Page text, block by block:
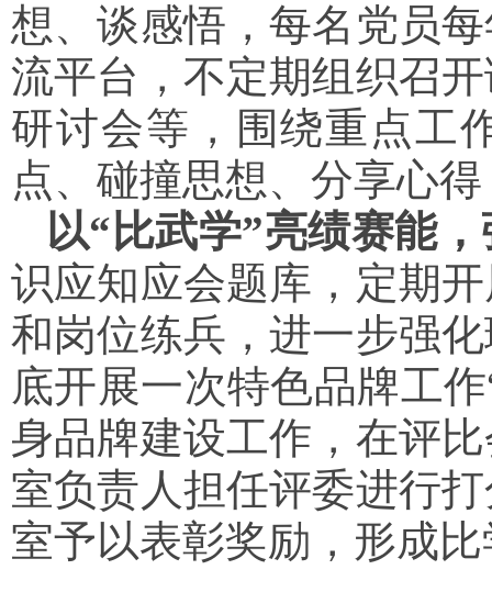
想、谈感悟，每名党员
流平台，不定期组织召
研讨会等，围绕重点工
点、碰撞思想、分享心
以“比武学”亮绩赛能
识应知应会题库，定期
和岗位练兵，进一步强
底开展一次特色品牌工
身品牌建设工作，在评
室负责人担任评委进行
室予以表彰奖励，形成